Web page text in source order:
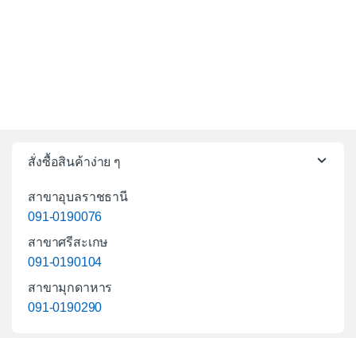
สั่งซื้อสินค้าง่าย ๆ
สาขาอุบลราชธานี
091-0190076
สาขาศรีสะเกษ
091-0190104
สาขามุกดาหาร
091-0190290